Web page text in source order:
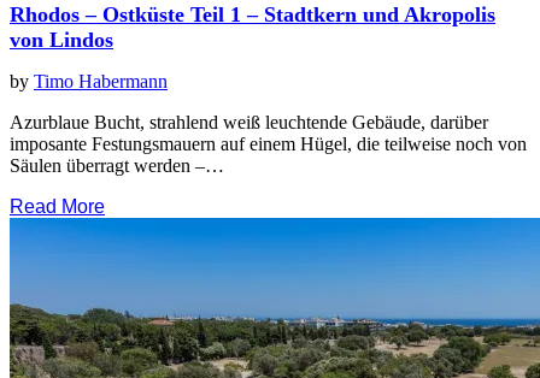
Rhodos – Ostküste Teil 1 – Stadtkern und Akropolis
von Lindos
by Timo Habermann
Azurblaue Bucht, strahlend weiß leuchtende Gebäude, darüber
imposante Festungsmauern auf einem Hügel, die teilweise noch von
Säulen überragt werden –…
Read More